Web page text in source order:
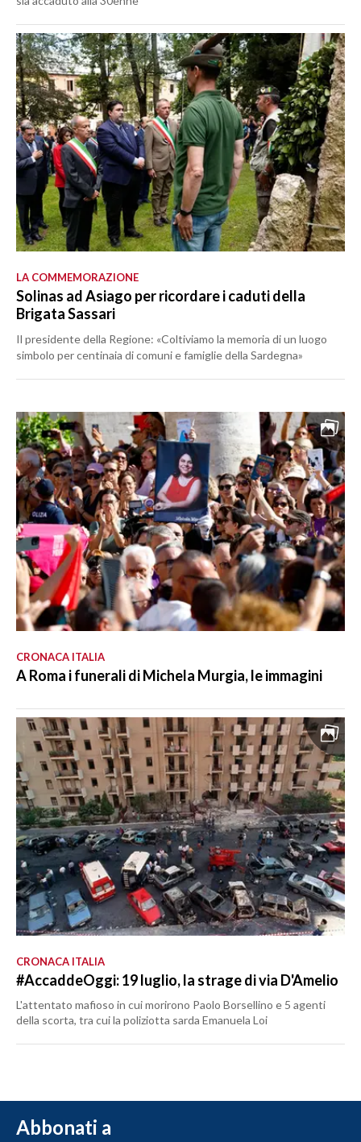
LA COMMEMORAZIONE
Solinas ad Asiago per ricordare i caduti della
Brigata Sassari
Il presidente della Regione: «Coltiviamo la memoria di un luogo
simbolo per centinaia di comuni e famiglie della Sardegna»
CRONACA ITALIA
A Roma i funerali di Michela Murgia, le immagini
CRONACA ITALIA
#AccaddeOggi: 19 luglio, la strage di via D'Amelio
L'attentato mafioso in cui morirono Paolo Borsellino e 5 agenti
della scorta, tra cui la poliziotta sarda Emanuela Loi
Abbonati a